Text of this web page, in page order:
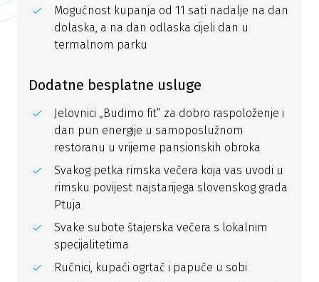
Mogućnost kupanja od 11 sati nadalje na dan
dolaska, a na dan odlaska cijeli dan u
termalnom parku
Dodatne besplatne usluge
Jelovnici „Budimo fit“ za dobro raspoloženje i
dan pun energije u samoposlužnom
restoranu u vrijeme pansionskih obroka
Svakog petka rimska večera koja vas uvodi u
rimsku povijest najstarijega slovenskog grada
Ptuja
Svake subote štajerska večera s lokalnim
specijalitetima
Ručnici, kupaći ogrtač i papuče u sobi